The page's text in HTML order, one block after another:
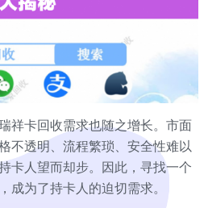
祥卡回收需求也随之增长。市面
不透明、流程繁琐、安全性难以
卡人望而却步。因此，寻找一个
成为了持卡人的迫切需求。